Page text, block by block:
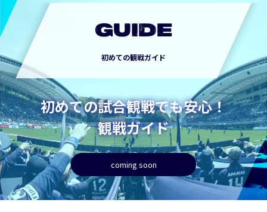
GUIDE
初めての観戦ガイド
初めての試合観戦でも安心！
観戦ガイド
coming soon